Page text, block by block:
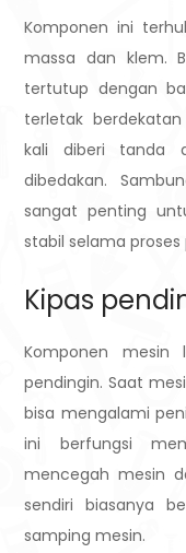
Komponen ini
massa dan klem.
tertutup dengan
terletak
kali diberi tanda
dibedakan.
sangat penting
stabil selama proses
Kipas
Komponen mesin
pendingin. Saat
bisa mengalami
ini berfungsi
mencegah mesin
sendiri biasanya
samping mesin.